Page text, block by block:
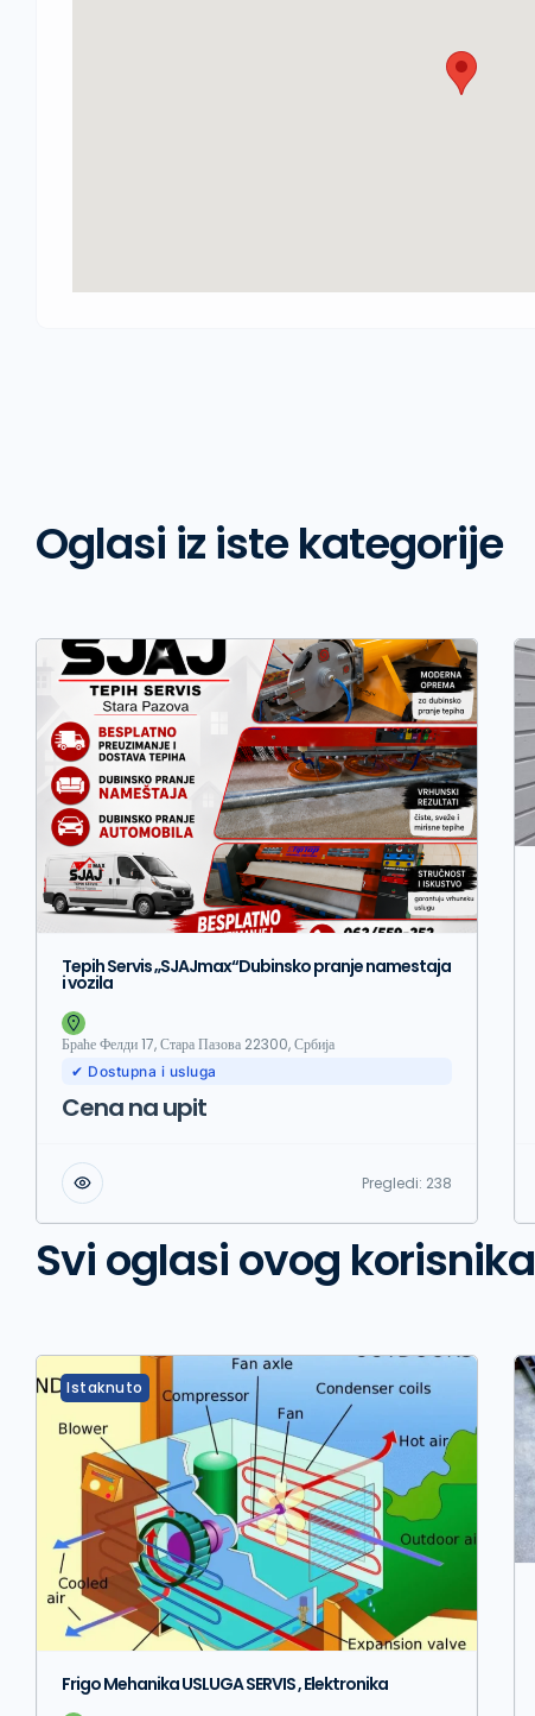
Oglasi iz iste kategorije
Tepih Servis „SJAJmax“Dubinsko pranje namestaja
i vozila
Браће Фелди 17, Стара Пазова 22300, Србија
✔ Dostupna i usluga
Cena na upit
Pregledi: 238
Svi oglasi ovog korisnika
Istaknuto
Frigo Mehanika USLUGA SERVIS , Elektronika